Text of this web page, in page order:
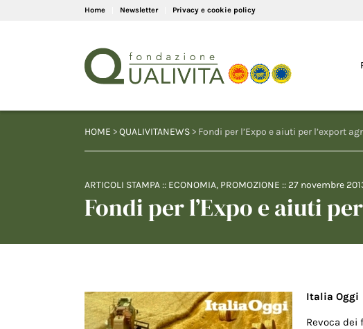
Home Newsletter Privacy e cookie policy
HOME >QUALIVITANEWS > Fondi per l’Expo e aiuti per l’export
ARTICOLI STAMPA :: ECONOMIA, PROMOZIONE :: 27 novembre
Fondi per l’Expo e aiuti
Italia Oggi
Revoca